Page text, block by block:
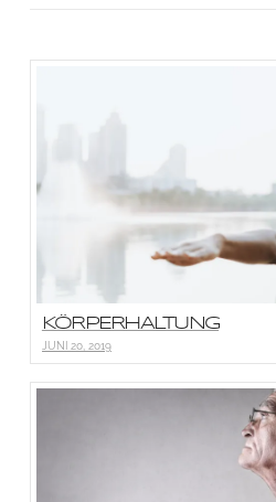
KÖRPERHALTUNG
JUNI 20, 2019